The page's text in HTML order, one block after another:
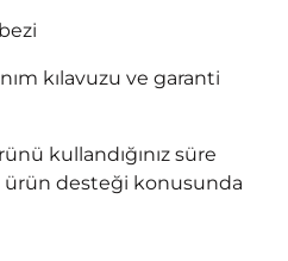
kılavuzu ve garanti
kullandığınız süre
desteği konusunda